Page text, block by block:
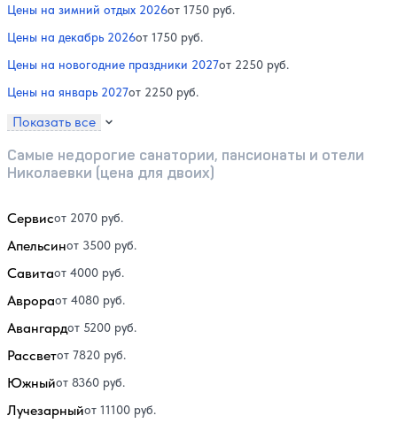
Цены на зимний отдых 2026от 1750 руб.
Цены на декабрь 2026от 1750 руб.
Цены на новогодние праздники 2027от 2250 руб.
Цены на январь 2027от 2250 руб.
Показать все
Самые недорогие санатории, пансионаты и отели
Николаевки (цена для двоих)
Сервисот 2070 руб.
Апельсинот 3500 руб.
Савитаот 4000 руб.
Аврораот 4080 руб.
Авангардот 5200 руб.
Рассветот 7820 руб.
Южныйот 8360 руб.
Лучезарныйот 11100 руб.